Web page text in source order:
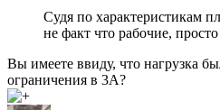
Судя по характеристикам
не факт что рабочие,
Вы имеете ввиду, что нагрузка
ограничения в 3А?